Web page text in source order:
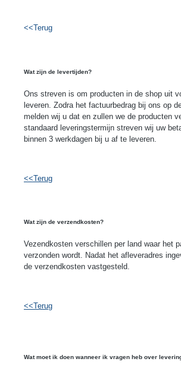
<<Terug
Wat zijn de levertijden?
Ons streven is om producten in de shop uit
leveren. Zodra het factuurbedrag bij ons op
melden wij u dat en zullen we de producten
standaard leveringstermijn streven wij uw
binnen 3 werkdagen bij u af te leveren.
<<Terug
Wat zijn de verzendkosten?
Vezendkosten verschillen per land waar het
verzonden wordt. Nadat het afleveradres
de verzendkosten vastgesteld.
<<Terug
Wat moet ik doen wanneer ik vragen heb over